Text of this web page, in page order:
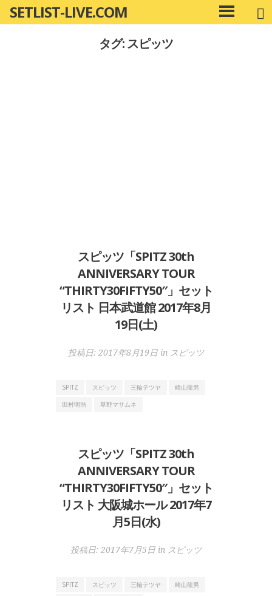
ン
SETLIST-LIVE.COM
メ
イ
タグ: スピッツ
スピッツ「SPITZ 30th
ANNIVERSARY TOUR
“THIRTY30FIFTY50″」セット
リスト 日本武道館 2017年8月
19日(土)
投稿日: 2017年8月19日 in スピッツ
SPITZ スピッツ 三輪テツヤ
崎山龍男
田村明浩
草野マサムネ
スピッツ「SPITZ 30th
ANNIVERSARY TOUR
“THIRTY30FIFTY50″」セット
リスト 大阪城ホール 2017年7
月5日(水)
投稿日: 2017年7月5日 in スピッツ
SPITZ スピッツ 三輪テツヤ
崎山龍男